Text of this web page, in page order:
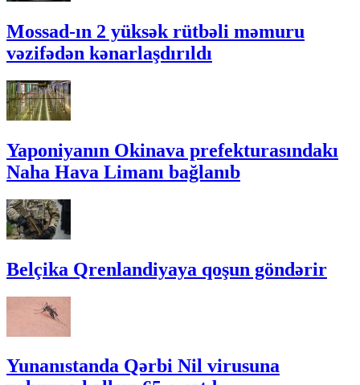
Mossad-ın 2 yüksək rütbəli məmuru
vəzifədən kənarlaşdırıldı
Yaponiyanın Okinava prefekturasındakı
Naha Hava Limanı bağlanıb
Belçika Qrenlandiyaya qoşun göndərir
Yunanıstanda Qərbi Nil virusuna